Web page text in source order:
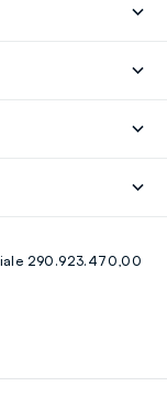
290.923.470,00